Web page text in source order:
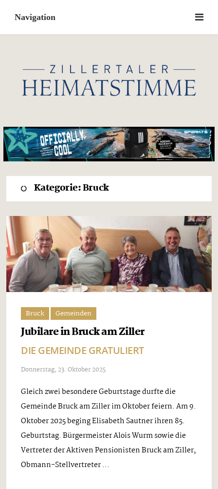
content
Kategorie:Bruck
Bruck Gemeinden
Jubilare in Bruck am Ziller
DIE GEMEINDE GRATULIERT
Donnerstag, 23. Oktober 2025
Gleich zwei besondere Geburtstage durfte die
Gemeinde Bruck am Ziller im Oktober feiern. Am 9.
Oktober 2025 beging Elisabeth Sautner ihren 85.
Geburtstag. Bürgermeister Alois Wurm sowie die
Vertreter der Aktiven Pensionisten Bruck am Ziller,
Obmann-Stellvertreter ...